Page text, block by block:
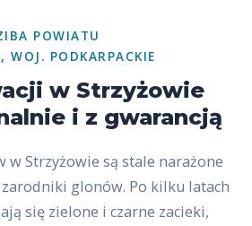
POWIATU
WOJ. PODKARPACKIE
w Strzyżowie
i z gwarancją
w Strzyżowie są stale narażone
glonów. Po kilku latach
się zielone i czarne zacieki,